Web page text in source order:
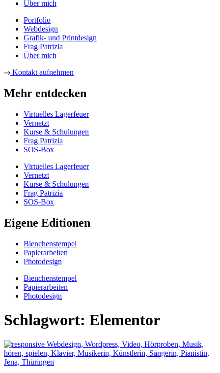
Über mich
Portfolio
Webdesign
Grafik- und Printdesign
Frag Patrizia
Über mich
Kontakt aufnehmen
Mehr entdecken
Virtuelles Lagerfeuer
Vernetzt
Kurse & Schulungen
Frag Patrizia
SOS-Box
Virtuelles Lagerfeuer
Vernetzt
Kurse & Schulungen
Frag Patrizia
SOS-Box
Eigene Editionen
Bienchenstempel
Papierarbeiten
Photodesign
Bienchenstempel
Papierarbeiten
Photodesign
Schlagwort: Elementor